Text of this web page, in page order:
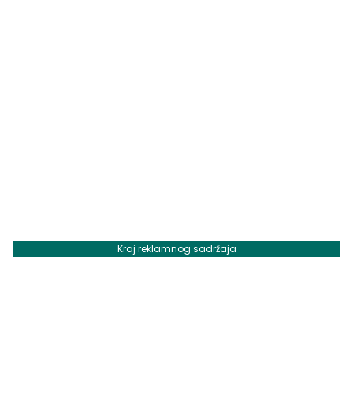
Kraj reklamnog sadržaja